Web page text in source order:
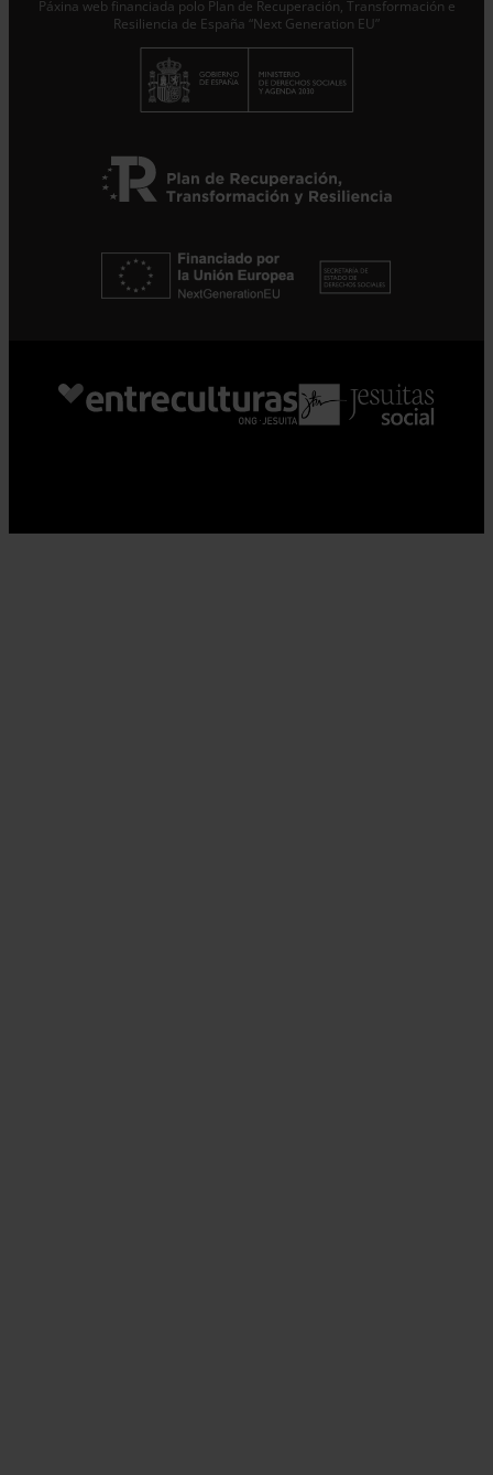
Páxina web financiada polo Plan de Recuperación, Transformación e
Resiliencia de España “Next Generation EU”